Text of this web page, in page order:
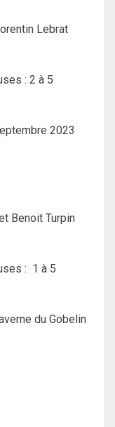
Lebrat
: 2 à 5
2023
Benoit Turpin
: 1 à 5
du Gobelin